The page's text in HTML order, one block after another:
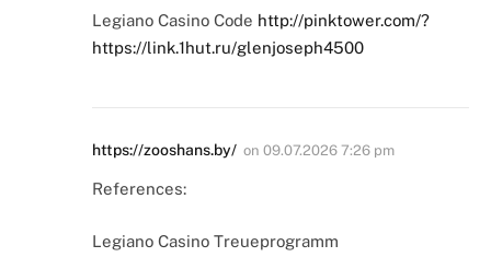
Legiano Casino Code http://pinktower.com/?
https://link.1hut.ru/glenjoseph4500
https://zooshans.by/ on 09.07.2026 7:26 pm
References:
Legiano Casino Treueprogramm